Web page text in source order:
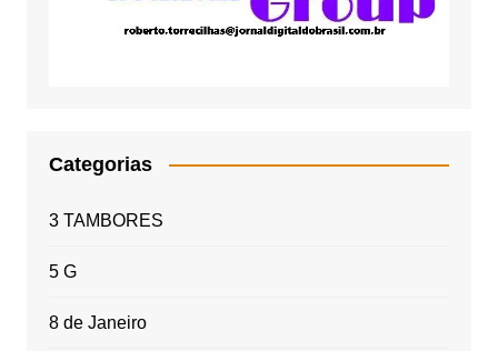
Categorias
3 TAMBORES
5 G
8 de Janeiro